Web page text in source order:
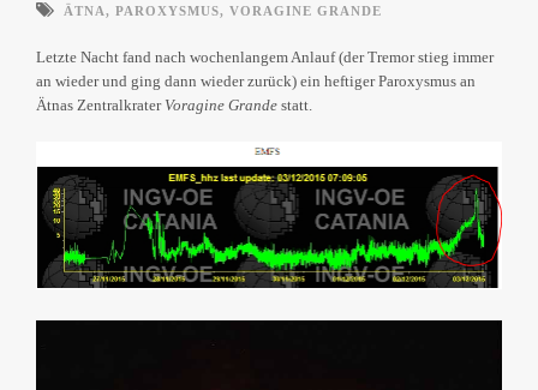
ÄTNA, PAROXYSMUS, VORAGINE GRANDE
Letzte Nacht fand nach wochenlangem Anlauf (der Tremor stieg immer
an wieder und ging dann wieder zurück) ein heftiger Paroxysmus an
Ätnas Zentralkrater Voragine Grande statt.